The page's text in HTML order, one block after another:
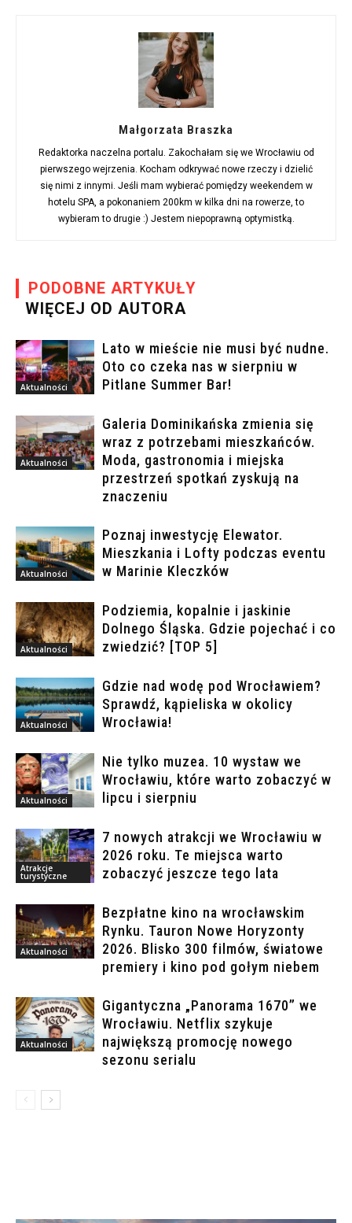
Małgorzata Braszka
Redaktorka naczelna portalu. Zakochałam się we Wrocławiu od
pierwszego wejrzenia. Kocham odkrywać nowe rzeczy i dzielić
się nimi z innymi. Jeśli mam wybierać pomiędzy weekendem w
hotelu SPA, a pokonaniem 200km w kilka dni na rowerze, to
wybieram to drugie :) Jestem niepoprawną optymistką.
PODOBNE ARTYKUŁY
WIĘCEJ OD AUTORA
Aktualności
Lato w mieście nie musi być nudne.
Oto co czeka nas w sierpniu w
Pitlane Summer Bar!
Aktualności
Galeria Dominikańska zmienia się
wraz z potrzebami mieszkańców.
Moda, gastronomia i miejska
przestrzeń spotkań zyskują na
znaczeniu
Aktualności
Poznaj inwestycję Elewator.
Mieszkania i Lofty podczas eventu
w Marinie Kleczków
Aktualności
Podziemia, kopalnie i jaskinie
Dolnego Śląska. Gdzie pojechać i co
zwiedzić? [TOP 5]
Aktualności
Gdzie nad wodę pod Wrocławiem?
Sprawdź, kąpieliska w okolicy
Wrocławia!
Aktualności
Nie tylko muzea. 10 wystaw we
Wrocławiu, które warto zobaczyć w
lipcu i sierpniu
Atrakcje
turystyczne
7 nowych atrakcji we Wrocławiu w
2026 roku. Te miejsca warto
zobaczyć jeszcze tego lata
Aktualności
Bezpłatne kino na wrocławskim
Rynku. Tauron Nowe Horyzonty
2026. Blisko 300 filmów, światowe
premiery i kino pod gołym niebem
Aktualności
Gigantyczna „Panorama 1670” we
Wrocławiu. Netflix szykuje
największą promocję nowego
sezonu serialu